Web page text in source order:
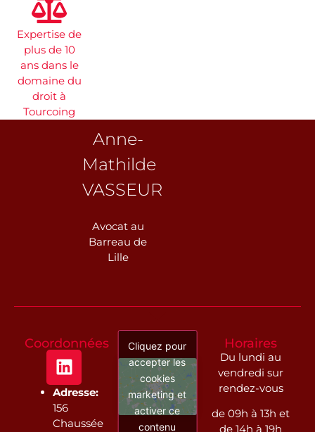
Expertise de
plus de 10
ans dans le
domaine du
droit à
Tourcoing
Anne-
Mathilde
VASSEUR
Avocat au
Barreau de
Lille
Coordonnées
Adresse:
156
Chaussée
Cliquez pour
accepter les
cookies
marketing et
activer ce
contenu
Horaires
Du lundi au
vendredi sur
rendez-vous
de 09h à 13h et
de 14h à 19h